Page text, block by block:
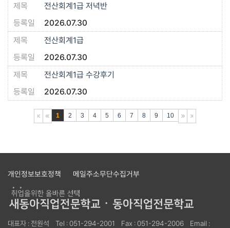
전산회계1급 저녁반
2026.07.30
전산회계1급
2026.07.30
전산회계1급 수강후기
2026.07.30
1 2 3 4 5 6 7 8 9 10
개인정보보호정책 메일주소무단수집거부
대표자 : 전원석 Tel :051-294-2001 Fax :051-294-2006
Email :